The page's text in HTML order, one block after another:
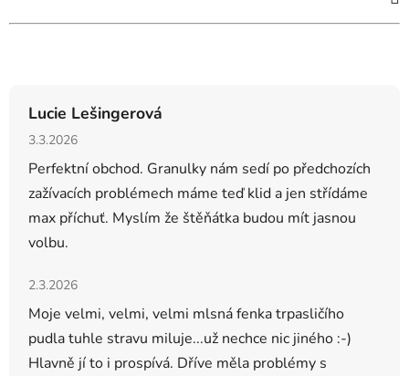
Lucie Lešingerová
Hodnocení obchodu je 5 z 5 hvězdiček.
3.3.2026
Perfektní obchod. Granulky nám sedí po předchozích
zažívacích problémech máme teď klid a jen střídáme
max příchuť. Myslím že štěňátka budou mít jasnou
volbu.
Hodnocení obchodu je 5 z 5 hvězdiček.
2.3.2026
Moje velmi, velmi, velmi mlsná fenka trpasličího
pudla tuhle stravu miluje...už nechce nic jiného :-)
Hlavně jí to i prospívá. Dříve měla problémy s